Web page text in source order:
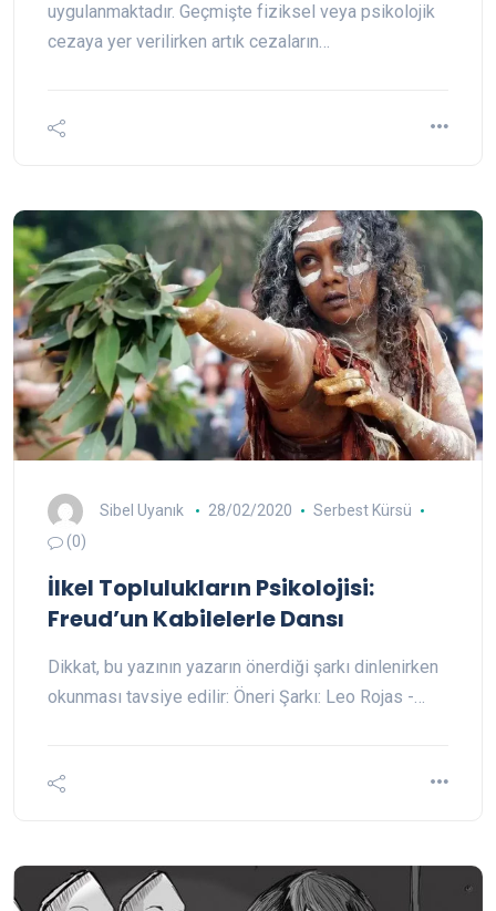
uygulanmaktadır. Geçmişte fiziksel veya psikolojik
cezaya yer verilirken artık cezaların…
Sibel Uyanık 28/02/2020
Serbest Kürsü
(0)
İlkel Toplulukların Psikolojisi:
Freud’un Kabilelerle Dansı
Dikkat, bu yazının yazarın önerdiği şarkı dinlenirken
okunması tavsiye edilir: Öneri Şarkı: Leo Rojas -…